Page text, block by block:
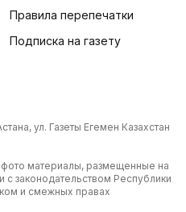
Правила перепечатки
Подписка на газету
ул. Газеты Егемен Казахстан
материалы, размещенные на
с законодательством Республики
и смежных правах